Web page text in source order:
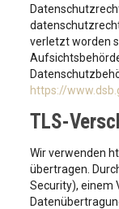
verletzt worden
https://
TLS-
Wir verwenden
übertragen.
Security), einem